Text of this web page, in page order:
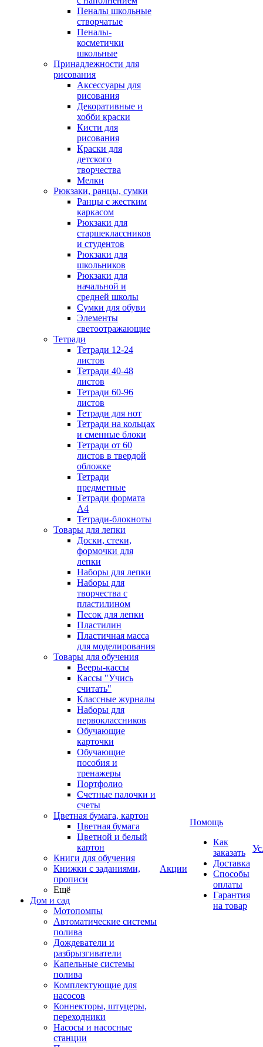
Пеналы школьные
створчатые
Пеналы-
косметички
школьные
Принадлежности для
рисования
Аксессуары для
рисования
Декоративные и
хобби краски
Кисти для
рисования
Краски для
детского
творчества
Мелки
Рюкзаки, ранцы, сумки
Ранцы с жестким
каркасом
Рюкзаки для
старшеклассников
и студентов
Рюкзаки для
школьников
Рюкзаки для
начальной и
средней школы
Сумки для обуви
Элементы
светоотражающие
Тетради
Тетради 12-24
листов
Тетради 40-48
листов
Тетради 60-96
листов
Тетради для нот
Тетради на кольцах
и сменные блоки
Тетради от 60
листов в твердой
обложке
Тетради
предметные
Тетради формата
А4
Тетради-блокноты
Товары для лепки
Доски, стеки,
формочки для
лепки
Наборы для лепки
Наборы для
творчества с
пластилином
Песок для лепки
Пластилин
Пластичная масса
для моделирования
Товары для обучения
Вееры-кассы
Кассы "Учись
считать"
Классные журналы
Наборы для
первоклассников
Обучающие
карточки
Обучающие
пособия и
тренажеры
Портфолио
Счетные палочки и
счеты
Цветная бумага, картон
Цветная бумага
Цветной и белый
картон
Книги для обучения
Книжки с заданиями,
прописи
Ещё
Дом и сад
Мотопомпы
Автоматические системы
полива
Дождеватели и
разбрызгиватели
Капельные системы
полива
Комплектующие для
насосов
Коннекторы, штуцеры,
переходники
Насосы и насосные
станции
Акции
Помощь
Как
заказать
Доставка
Способы
оплаты
Гарантия
на товар